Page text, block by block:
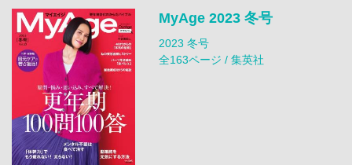
MyAge 2023 冬号
2023 冬号
全163ページ / 集英社